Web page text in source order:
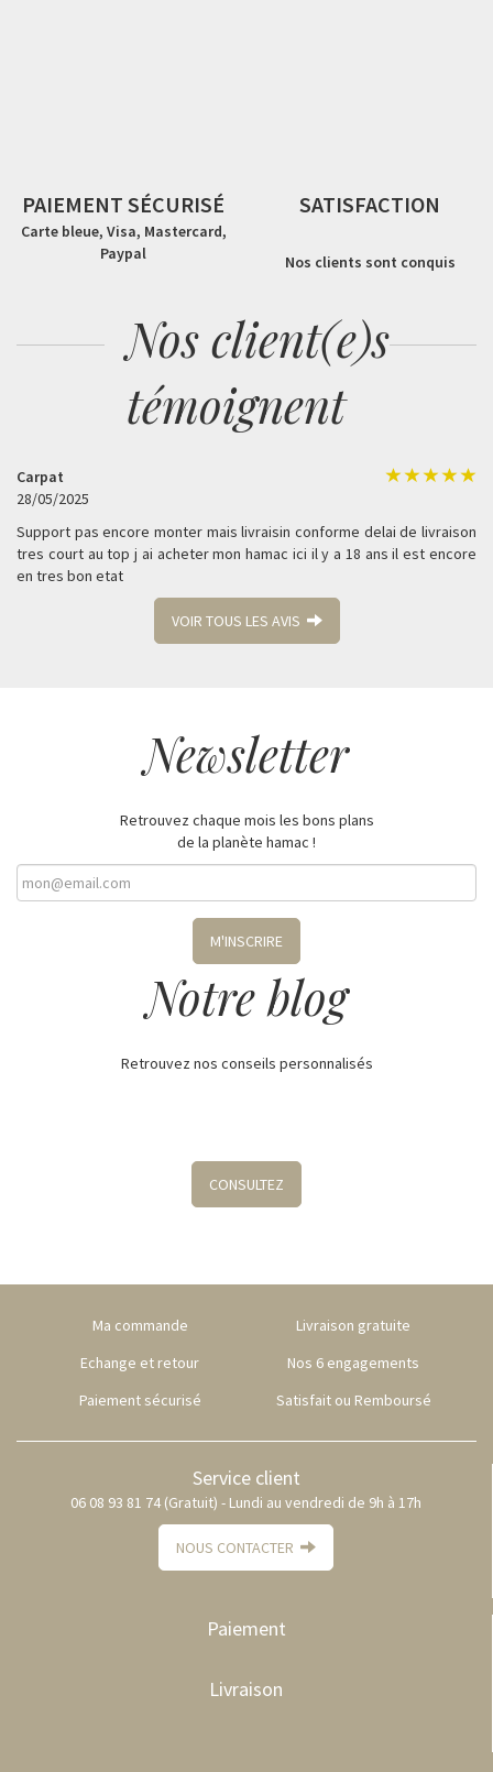
PAIEMENT SÉCURISÉ
Carte bleue, Visa, Mastercard,
Paypal
SATISFACTION
Nos clients sont conquis
Nos client(e)s
témoignent
Carpat
28/05/2025
Support pas encore monter mais livraisin conforme delai de livraison
tres court au top j ai acheter mon hamac ici il y a 18 ans il est encore
en tres bon etat
VOIR TOUS LES AVIS
Newsletter
Retrouvez chaque mois les bons plans
de la planète hamac !
M'INSCRIRE
Notre blog
Retrouvez nos conseils personnalisés
CONSULTEZ
Ma commande
Livraison gratuite
Echange et retour
Nos 6 engagements
Paiement sécurisé
Satisfait ou Remboursé
Service client
06 08 93 81 74 (Gratuit) - Lundi au vendredi de 9h à 17h
NOUS CONTACTER
Paiement
Livraison